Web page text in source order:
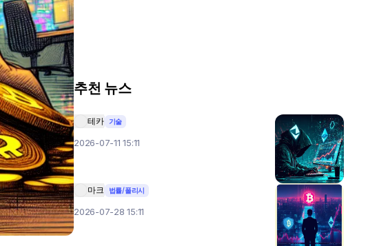
추천 뉴스
테카 기술
2026-07-11 15:11
마크 법률/폴리시
2026-07-28 15:11